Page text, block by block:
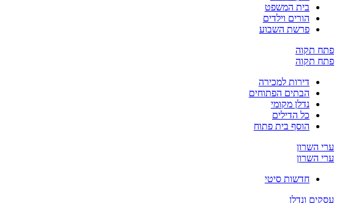
בית המשפט
הורים וילדים
פרשת השבוע
פתח תקוה
פתח תקוה
דירות למכירה
הבתים הפתוחים
נדלן מקומי
כל הדילים
הוסף בית פתוח
ערי השרון
ערי השרון
חדשות סיטי
עסקים ונדלן